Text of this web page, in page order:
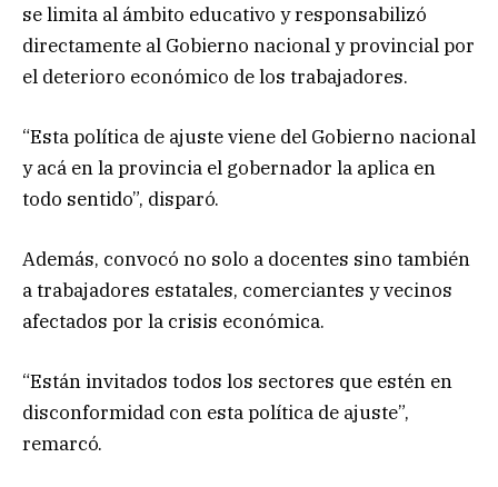
se limita al ámbito educativo y responsabilizó
directamente al Gobierno nacional y provincial por
el deterioro económico de los trabajadores.
“Esta política de ajuste viene del Gobierno nacional
y acá en la provincia el gobernador la aplica en
todo sentido”, disparó.
Además, convocó no solo a docentes sino también
a trabajadores estatales, comerciantes y vecinos
afectados por la crisis económica.
“Están invitados todos los sectores que estén en
disconformidad con esta política de ajuste”,
remarcó.